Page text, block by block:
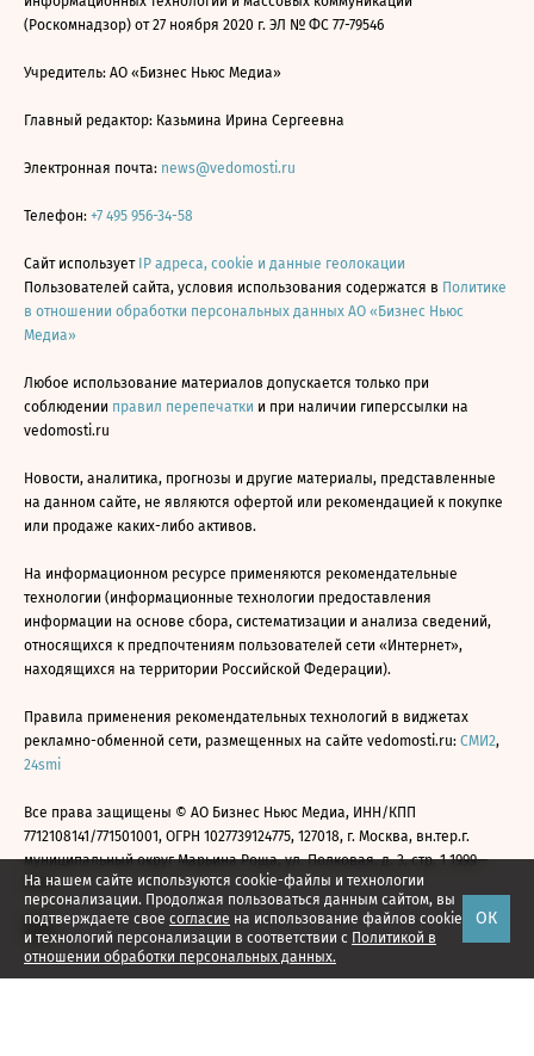
На нашем сайте используются cookie-файлы и технологии
персонализации. Продолжая пользоваться данным сайтом, вы
подтверждаете свое согласие на использование файлов cookie
и технологий персонализации в соответствии с Политикой в
отношении обработки персональных данных.
ОК
(Роскомнадзор) от 27 ноября 2020 г. ЭЛ № ФС 77-79546
Учредитель: АО «Бизнес Ньюс Медиа»
Главный редактор: Казьмина Ирина Сергеевна
Электронная почта: news@vedomosti.ru
Телефон: +7 495 956-34-58
Сайт использует IP адреса, cookie и данные геолокации
Пользователей сайта, условия использования содержатся в Политике
в отношении обработки персональных данных АО «Бизнес Ньюс
Медиа»
Любое использование материалов допускается только при
соблюдении правил перепечатки и при наличии гиперссылки на
vedomosti.ru
Новости, аналитика, прогнозы и другие материалы, представленные
на данном сайте, не являются офертой или рекомендацией к покупке
или продаже каких-либо активов.
На информационном ресурсе применяются рекомендательные
технологии (информационные технологии предоставления
информации на основе сбора, систематизации и анализа сведений,
относящихся к предпочтениям пользователей сети «Интернет»,
находящихся на территории Российской Федерации).
Правила применения рекомендательных технологий в виджетах
рекламно-обменной сети, размещенных на сайте vedomosti.ru: СМИ2,
24smi
Все права защищены © АО Бизнес Ньюс Медиа, ИНН/КПП
7712108141/771501001, ОГРН 1027739124775, 127018, г. Москва, вн.тер.г.
муниципальный округ Марьина Роща, ул. Полковая, д. 3, стр. 1 1999—
2026